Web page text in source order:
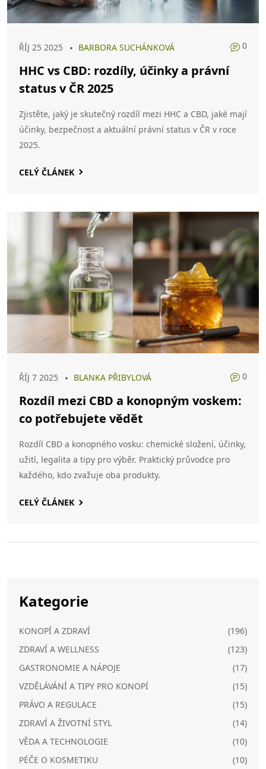
ŘÍJ 25 2025 BARBORA SUCHÁNKOVÁ 0
HHC vs CBD: rozdíly, účinky a právní
status v ČR 2025
Zjistěte, jaký je skutečný rozdíl mezi HHC a CBD, jaké mají
účinky, bezpečnost a aktuální právní status v ČR v roce
2025.
CELÝ ČLÁNEK
ŘÍJ 7 2025 BLANKA PŘIBYLOVÁ 0
Rozdíl mezi CBD a konopným voskem:
co potřebujete vědět
Rozdíl CBD a konopného vosku: chemické složení, účinky,
užití, legalita a tipy pro výběr. Praktický průvodce pro
každého, kdo zvažuje oba produkty.
CELÝ ČLÁNEK
Kategorie
KONOPÍ A ZDRAVÍ
(196)
ZDRAVÍ A WELLNESS
(123)
GASTRONOMIE A NÁPOJE
(17)
VZDĚLÁVÁNÍ A TIPY PRO KONOPÍ
(15)
PRÁVO A REGULACE
(15)
ZDRAVÍ A ŽIVOTNÍ STYL
(14)
VĚDA A TECHNOLOGIE
(10)
PÉČE O KOSMETIKU
(10)